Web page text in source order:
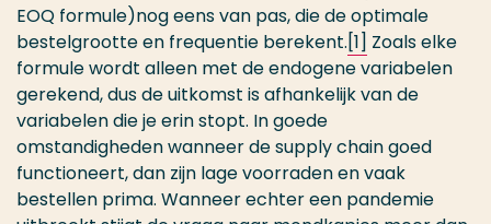
EOQ formule)nog eens van pas, die de optimale
bestelgrootte en frequentie berekent.[1] Zoals elke
formule wordt alleen met de endogene variabelen
gerekend, dus de uitkomst is afhankelijk van de
variabelen die je erin stopt. In goede
omstandigheden wanneer de supply chain goed
functioneert, dan zijn lage voorraden en vaak
bestellen prima. Wanneer echter een pandemie